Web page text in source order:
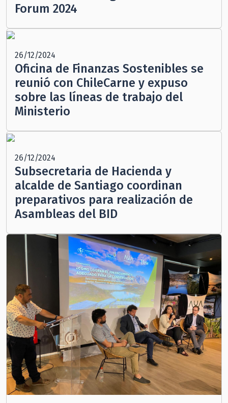
Forum 2024
26/12/2024
Oficina de Finanzas Sostenibles se
reunió con ChileCarne y expuso
sobre las líneas de trabajo del
Ministerio
26/12/2024
Subsecretaria de Hacienda y
alcalde de Santiago coordinan
preparativos para realización de
Asambleas del BID